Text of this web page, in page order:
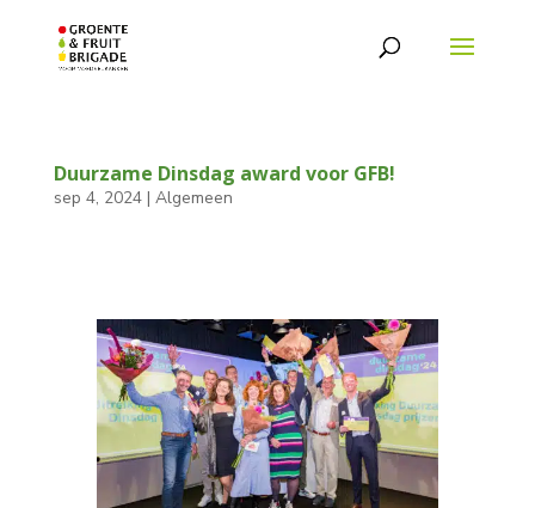
Duurzame Dinsdag award voor GFB!
sep 4, 2024| Algemeen